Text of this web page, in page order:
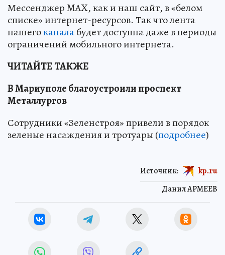
Мессенджер MAX, как и наш сайт, в «белом
списке» интернет-ресурсов. Так что лента
нашегоканалабудет доступна даже в периоды
ограничений мобильного интернета.
ЧИТАЙТЕ ТАКЖЕ
В Мариуполе благоустроили проспект
Металлургов
Сотрудники «Зеленстроя» привели в порядок
зеленые насаждения и тротуары (подробнее)
Данил АРМЕЕВ
Источник: kp.ru